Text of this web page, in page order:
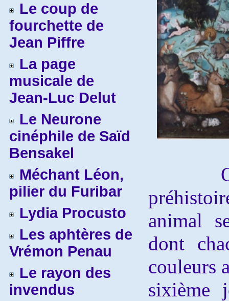
Le coup de
fourchette de
Jean Piffre
La page
musicale de
Jean-Luc Delut
Le Neurone
cinéphile de Saïd
Bensakel
Méchant Léon,
pilier du Furibar
Lydia Procusto
Les aphtères de
Vrémon Penau
Le rayon des
invendus
animal
dont
couleurs
sixième